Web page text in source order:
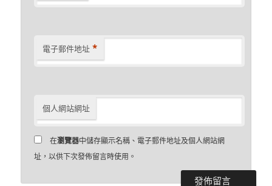
電子郵件地址 *
個人網站網址
在瀏覽器中儲存顯示名稱、電子郵件地址及個人網站網
址，以供下次發佈留言時使用。